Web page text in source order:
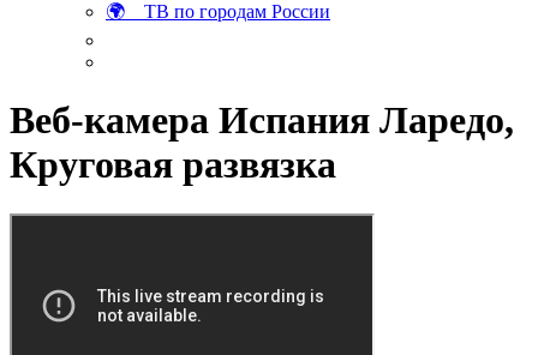
🌍 ТВ по городам России
Веб-камера Испания Ларедо,
Круговая развязка